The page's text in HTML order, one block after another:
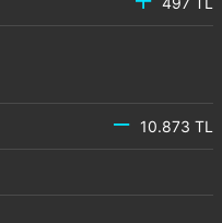
10.873 TL